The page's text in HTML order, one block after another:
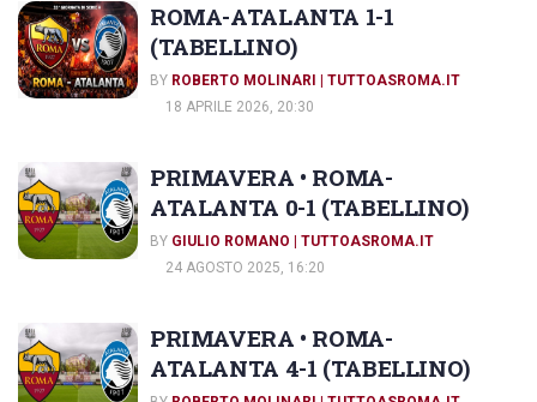
ROMA-ATALANTA 1-1
(TABELLINO)
BY ROBERTO MOLINARI | TUTTOASROMA.IT
18 APRILE 2026, 20:30
PRIMAVERA • ROMA-
ATALANTA 0-1 (TABELLINO)
BY GIULIO ROMANO | TUTTOASROMA.IT
24 AGOSTO 2025, 16:20
PRIMAVERA • ROMA-
ATALANTA 4-1 (TABELLINO)